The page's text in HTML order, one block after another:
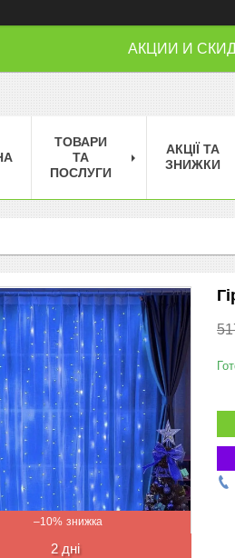
АКЦИИ И
ТОВАРИ
ТА
ПОСЛУГИ
АКЦІЇ ТА
ЗНИЖКИ
–10%
2 дні